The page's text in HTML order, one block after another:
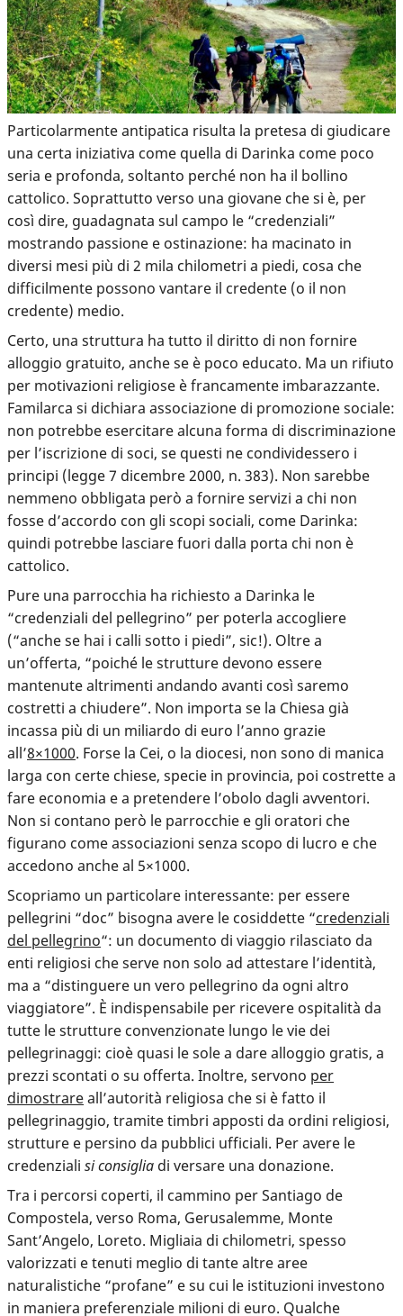
Particolarmente antipatica risulta la pretesa di giudicare
una certa iniziativa come quella di Darinka come poco
seria e profonda, soltanto perché non ha il bollino
cattolico. Soprattutto verso una giovane che si è, per
così dire, guadagnata sul campo le “credenziali”
mostrando passione e ostinazione: ha macinato in
diversi mesi più di 2 mila chilometri a piedi, cosa che
difficilmente possono vantare il credente (o il non
credente) medio.
Certo, una struttura ha tutto il diritto di non fornire
alloggio gratuito, anche se è poco educato. Ma un rifiuto
per motivazioni religiose è francamente imbarazzante.
Familarca si dichiara associazione di promozione sociale:
non potrebbe esercitare alcuna forma di discriminazione
per l’iscrizione di soci, se questi ne condividessero i
principi (legge 7 dicembre 2000, n. 383). Non sarebbe
nemmeno obbligata però a fornire servizi a chi non
fosse d’accordo con gli scopi sociali, come Darinka:
quindi potrebbe lasciare fuori dalla porta chi non è
cattolico.
Pure una parrocchia ha richiesto a Darinka le
“credenziali del pellegrino” per poterla accogliere
(“anche se hai i calli sotto i piedi”, sic!). Oltre a
un’offerta, “poiché le strutture devono essere
mantenute altrimenti andando avanti così saremo
costretti a chiudere”. Non importa se la Chiesa già
incassa più di un miliardo di euro l’anno grazie
all’8×1000. Forse la Cei, o la diocesi, non sono di manica
larga con certe chiese, specie in provincia, poi costrette a
fare economia e a pretendere l’obolo dagli avventori.
Non si contano però le parrocchie e gli oratori che
figurano come associazioni senza scopo di lucro e che
accedono anche al 5×1000.
Scopriamo un particolare interessante: per essere
pellegrini “doc” bisogna avere le cosiddette “credenziali
del pellegrino“: un documento di viaggio rilasciato da
enti religiosi che serve non solo ad attestare l’identità,
ma a “distinguere un vero pellegrino da ogni altro
viaggiatore”. È indispensabile per ricevere ospitalità da
tutte le strutture convenzionate lungo le vie dei
pellegrinaggi: cioè quasi le sole a dare alloggio gratis, a
prezzi scontati o su offerta. Inoltre, servono per
dimostrareall’autorità religiosa che si è fatto il
pellegrinaggio, tramite timbri apposti da ordini religiosi,
strutture e persino da pubblici ufficiali. Per avere le
credenziali si consiglia di versare una donazione.
Tra i percorsi coperti, il cammino per Santiago de
Compostela, verso Roma, Gerusalemme, Monte
Sant’Angelo, Loreto. Migliaia di chilometri, spesso
valorizzati e tenuti meglio di tante altre aree
naturalistiche “profane” e su cui le istituzioni investono
in maniera preferenziale milioni di euro. Qualche